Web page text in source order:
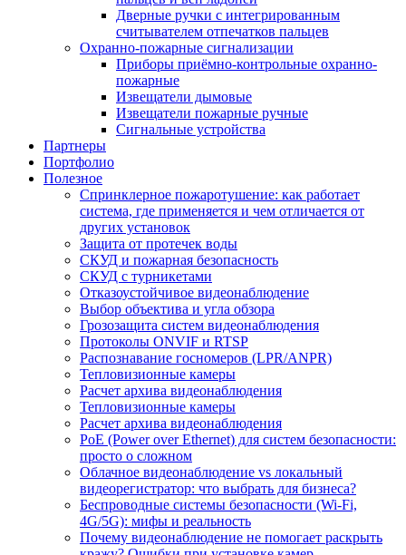
Дверные ручки с интегрированным
считывателем отпечатков пальцев
Охранно-пожарные сигнализации
Приборы приёмно-контрольные охранно-
пожарные
Извещатели дымовые
Извещатели пожарные ручные
Сигнальные устройства
Партнеры
Портфолио
Полезное
Спринклерное пожаротушение: как работает
система, где применяется и чем отличается от
других установок
Защита от протечек воды
СКУД и пожарная безопасность
СКУД с турникетами
Отказоустойчивое видеонаблюдение
Выбор объектива и угла обзора
Грозозащита систем видеонаблюдения
Протоколы ONVIF и RTSP
Распознавание госномеров (LPR/ANPR)
Тепловизионные камеры
Расчет архива видеонаблюдения
Тепловизионные камеры
Расчет архива видеонаблюдения
PoE (Power over Ethernet) для систем безопасности:
просто о сложном
Облачное видеонаблюдение vs локальный
видеорегистратор: что выбрать для бизнеса?
Беспроводные системы безопасности (Wi-Fi,
4G/5G): мифы и реальность
Почему видеонаблюдение не помогает раскрыть